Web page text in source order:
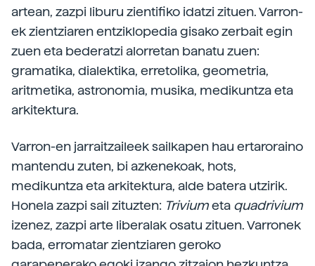
artean, zazpi liburu zientifiko idatzi zituen. Varron-
ek zientziaren entziklopedia gisako zerbait egin
zuen eta bederatzi alorretan banatu zuen:
gramatika, dialektika, erretolika, geometria,
aritmetika, astronomia, musika, medikuntza eta
arkitektura.
Varron-en jarraitzaileek sailkapen hau ertaroraino
mantendu zuten, bi azkenekoak, hots,
medikuntza eta arkitektura, alde batera utzirik.
Honela zazpi sail zituzten: Triviumeta quadrivium
izenez, zazpi arte liberalak osatu zituen. Varronek
bada, erromatar zientziaren geroko